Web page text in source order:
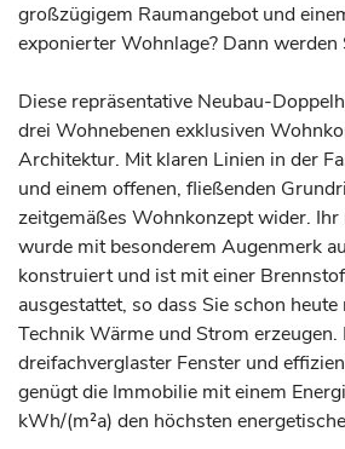
großzügigem Raumangebot und
exponierter Wohnlage? Dann werden
Diese repräsentative Neubau-
drei Wohnebenen exklusiven
Architektur. Mit klaren Linien in der
und einem offenen, fließenden
zeitgemäßes Wohnkonzept wider. Ihr
wurde mit besonderem Augenmerk
konstruiert und ist mit einer
ausgestattet, so dass Sie schon
Technik Wärme und Strom erzeugen.
dreifachverglaster Fenster und
genügt die Immobilie mit einem
kWh/(m²a) den höchsten